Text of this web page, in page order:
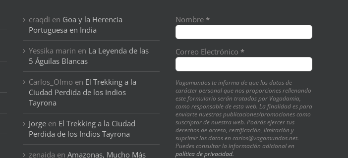
craqdi en Goa y la Herencia
Portuguesa en India
Yessika marin en La Leyenda de las
5 Águilas Blancas
Carlos_Olmo en El Trekking a la
Ciudad Perdida de los Indios
Tayrona
Jorge en El Trekking a la Ciudad
Perdida de los Indios Tayrona
zenaida en Amazonas, Mucho Más
Nombre *
Correo Electrónico *
Vagamundos te informa de que los datos de
carácter personal que nos proporciones rellenando
este formulario serán tratados por Vagadamia,
como responsable de esta web. La finalidad es para
enviarte nuestras publicaciones/promociones como
suscriptor de nuestra web. Podrás ejercer tus
derechos de acceso, rectificación, limitación y
suprimir los datos en carlos@vagamundos.net.
Puedes consultar la información adicional en
política de privacidad.